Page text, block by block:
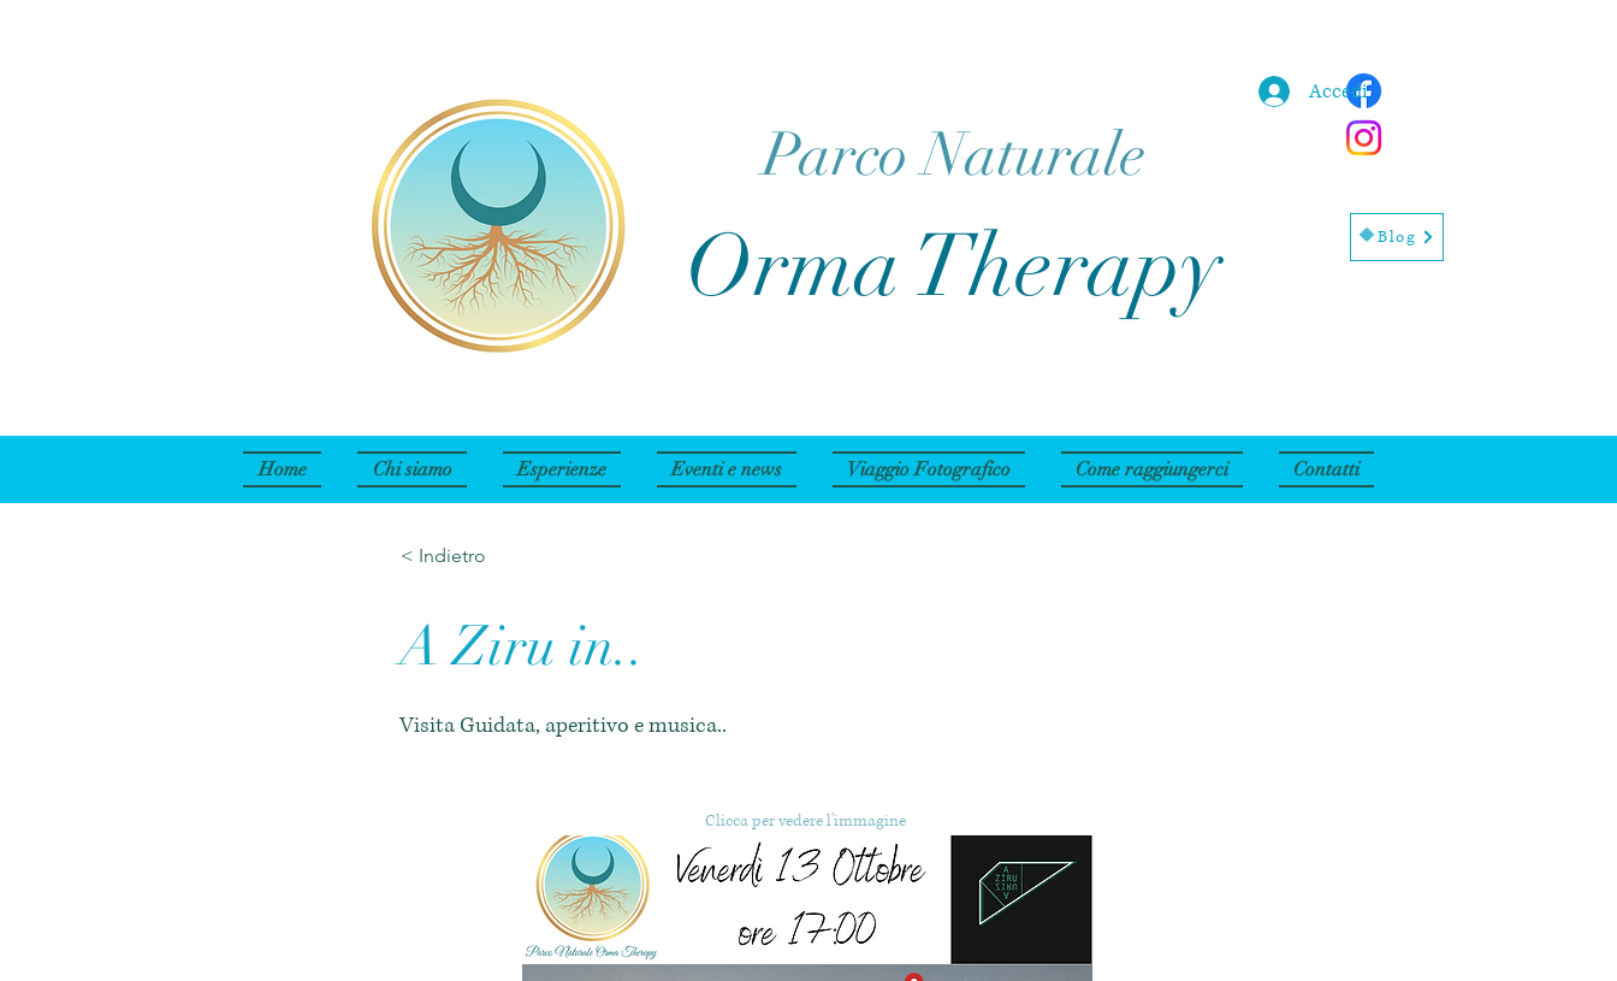
Parco Naturale
Orma Therapy 🔶Blog
Home Chi siamo Esperienze Eventi e news Viaggio Fotografico Come raggiungerci Contatti
Accedi
< Indietro
A Ziru in..
Visita Guidata, aperitivo e musica..
Clicca per vedere l'immagine